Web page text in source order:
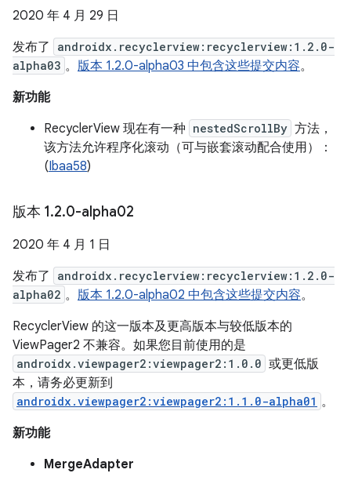
2020 年 4 月 29 日
发布了
androidx.recyclerview:recyclerview:1.2.0-
alpha03 。 版本 1.2.0-alpha03 中包含这些提交内容。
新功能
RecyclerView 现在有一种 nestedScrollBy 方法，
该方法允许程序化滚动（可与嵌套滚动配合使用）：
(Ibaa58)
版本 1.2.0-alpha02
2020 年 4 月 1 日
发布了
androidx.recyclerview:recyclerview:1.2.0-
alpha02 。 版本 1.2.0-alpha02 中包含这些提交内容。
RecyclerView 的这一版本及更高版本与较低版本的
ViewPager2 不兼容。如果您目前使用的是
androidx.viewpager2:viewpager2:1.0.0 或更低版
本，请务必更新到
androidx.viewpager2:viewpager2:1.1.0-alpha01 。
新功能
MergeAdapter